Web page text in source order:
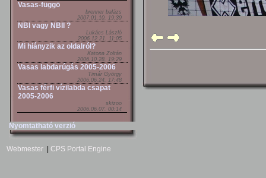
Vasas-függö
brenner balázs
2007.01.10. 19:39
NBI vagy NBII ?
Lukács László
2006.12.21. 11:05
Mi hiányzik az oldalról?
Katona Zoltán
2006.10.28. 19:29
Vasas labdarúgás 2005-2006
Timár György
2006.06.24. 17:48
Vasas férfi vízilabda csapat
2005-2006
skizoo
2006.06.07. 00:14
Nyomtatható verzió
Webmester CPS Portal Engine